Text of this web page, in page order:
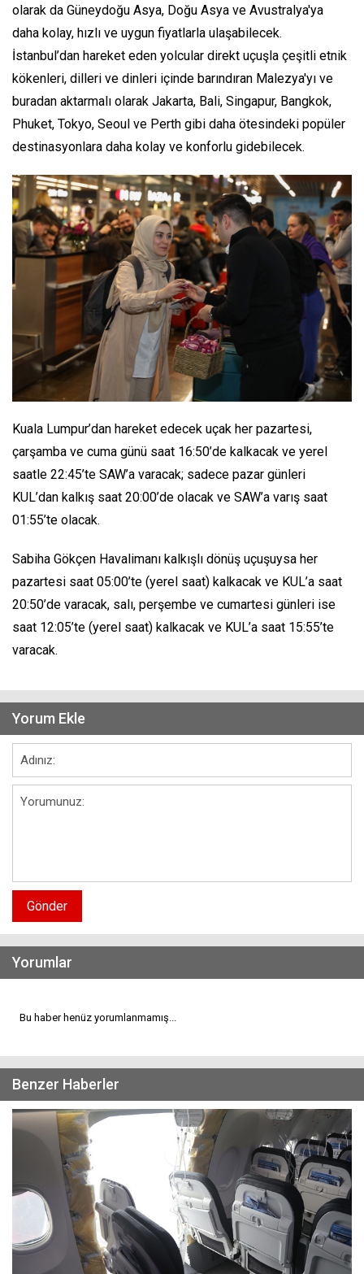
olarak da Güneydoğu Asya, Doğu Asya ve Avustralya'ya
daha kolay, hızlı ve uygun fiyatlarla ulaşabilecek.
İstanbul’dan hareket eden yolcular direkt uçuşla çeşitli etnik
kökenleri, dilleri ve dinleri içinde barındıran Malezya'yı ve
buradan aktarmalı olarak Jakarta, Bali, Singapur, Bangkok,
Phuket, Tokyo, Seoul ve Perth gibi daha ötesindeki popüler
destinasyonlara daha kolay ve konforlu gidebilecek.
Kuala Lumpur’dan hareket edecek uçak her pazartesi,
çarşamba ve cuma günü saat 16:50’de kalkacak ve yerel
saatle 22:45’te SAW’a varacak; sadece pazar günleri
KUL’dan kalkış saat 20:00’de olacak ve SAW’a varış saat
01:55’te olacak.
Sabiha Gökçen Havalimanı kalkışlı dönüş uçuşuysa her
pazartesi saat 05:00’te (yerel saat) kalkacak ve KUL’a saat
20:50’de varacak, salı, perşembe ve cumartesi günleri ise
saat 12:05’te (yerel saat) kalkacak ve KUL’a saat 15:55’te
varacak.
Yorum Ekle
Gönder
Yorumlar
Bu haber henüz yorumlanmamış...
Benzer Haberler